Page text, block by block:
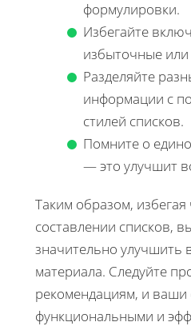
формулировки.
Избегайте
избыточные
Разделяйте
информации с
стилей списков.
Помните о
— это улучшит
Таким образом,
составлении списков,
значительно улучшить
материала. Следуйте
рекомендациям, и ваши
функциональными и